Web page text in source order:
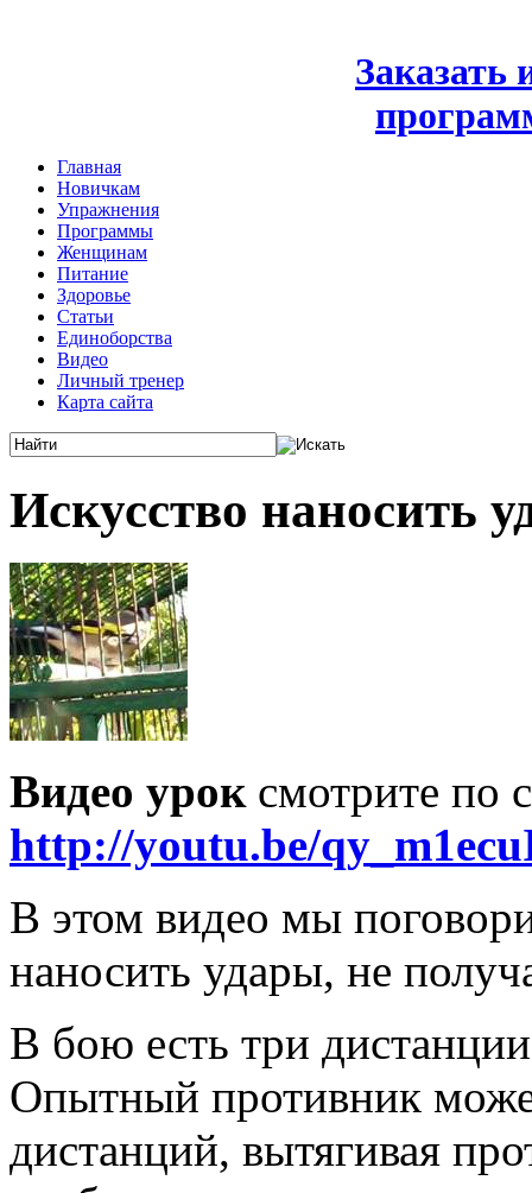
Заказать
Главная
Новичкам
Упражнения
Программы
Женщинам
Питание
Здоровье
Статьи
Единоборства
Видео
Личный тренер
Карта сайта
Искусство наносить
Видео уроксмотрите по
http://youtu.be/
В этом видео мы
наносить удары, не
В бою есть три
Опытный противник
дистанций, вытягивая